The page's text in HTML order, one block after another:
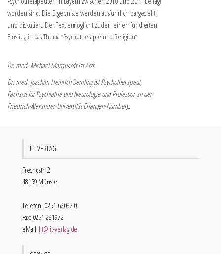
worden sind. Die Ergebnisse werden ausführlich dargestellt
und diskutiert. Der Text ermöglicht zudem einen fundierten
Einstieg in das Thema “Psychotherapie und Religion”.
Dr. med. Michael Marquardt ist Arzt.
Dr. med. Joachim Heinrich Demling ist Psychotherapeut,
Facharzt für Psychiatrie und Neurologie und Professor an der
Friedrich-Alexander-Universität Erlangen-Nürnberg.
LIT VERLAG
Fresnostr. 2
48159 Münster
Telefon: 0251 62032 0
Fax: 0251 231972
eMail: lit@lit-verlag.de